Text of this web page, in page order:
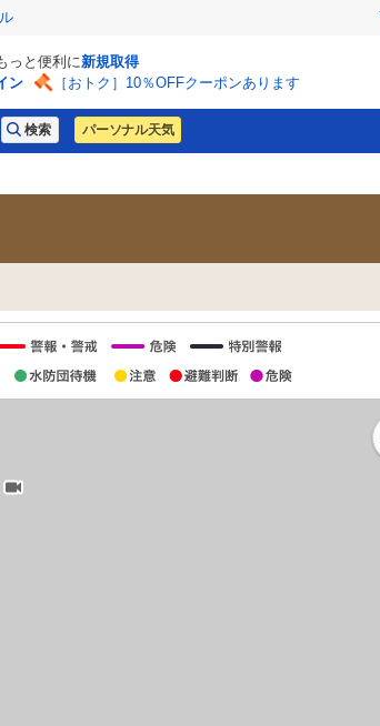
っと便利に新規取得
ン
［おトク］10％OFFクーポンあります
パーソナル天気